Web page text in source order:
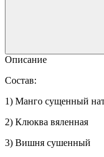
Описание
Состав:
1) Манго сущенный
2) Клюква вяленная
3) Вишня сушенный